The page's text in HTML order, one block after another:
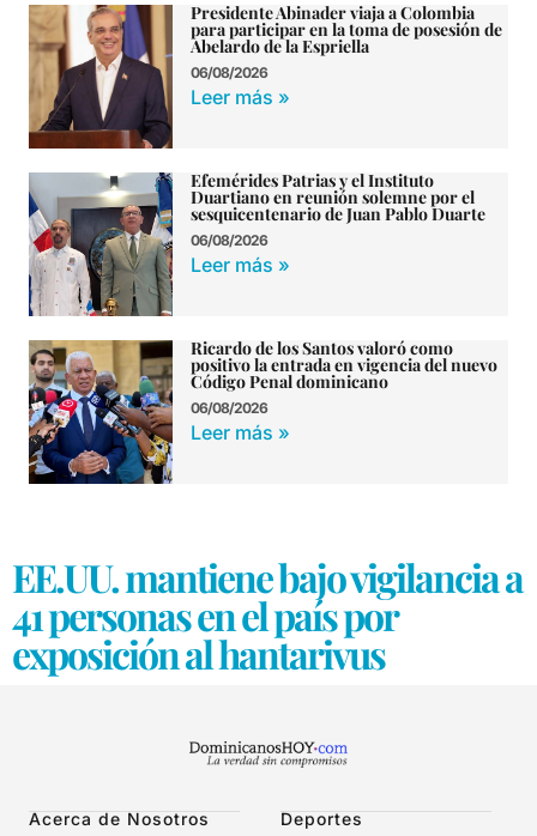
Presidente Abinader viaja a Colombia
para participar en la toma de posesión de
Abelardo de la Espriella
06/08/2026
Leer más »
Efemérides Patrias y el Instituto
Duartiano en reunión solemne por el
sesquicentenario de Juan Pablo Duarte
06/08/2026
Leer más »
Ricardo de los Santos valoró como
positivo la entrada en vigencia del nuevo
Código Penal dominicano
06/08/2026
Leer más »
EE.UU. mantiene bajo vigilancia a
41 personas en el país por
exposición al hantarivus
Acerca de Nosotros
Deportes